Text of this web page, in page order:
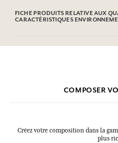
Limonene, Benzyl Salicylate,
Citronellol, Coumarin, Citral.
FICHE PRODUITS RELATIVE AUX
CARACTÉRISTIQUES
COMPOSER
Créez votre composition dans la
plus